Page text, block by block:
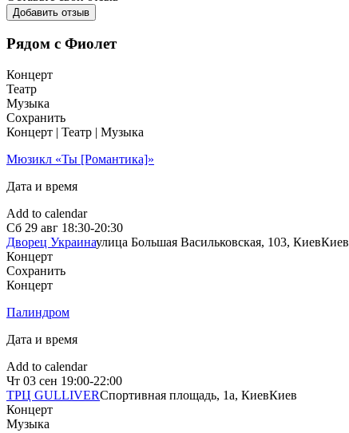
Добавить отзыв
Рядом с Фиолет
Концерт
Театр
Музыка
Сохранить
Концерт | Театр | Музыка
Мюзикл «Ты [Романтика]»
Дата и время
Add to calendar
Сб 29 авг 18:30-20:30
Дворец Украинаулица Большая Васильковская, 103, КиевКиев
Концерт
Сохранить
Концерт
Палиндром
Дата и время
Add to calendar
Чт 03 сен 19:00-22:00
ТРЦ GULLIVERСпортивная площадь, 1a, КиевКиев
Концерт
Музыка